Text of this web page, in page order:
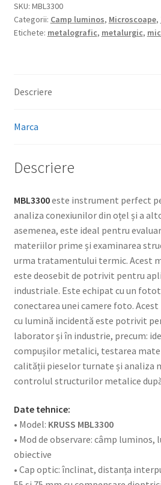
SKU: MBL3300
Categorii: Camp luminos, Microscoape,
Etichete: metalografic, metalurgic,
Descriere
Marca
Descriere
MBL3300este instrument perfect
analiza conexiunilor din oțel și a
asemenea, este ideal pentru
materiilor prime și examinarea
urma tratamentului termic. Acest
este deosebit de potrivit pentru
industriale. Este echipat cu un
conectarea unei camere foto.
cu lumină incidentă este potrivit
laborator și în industrie, precum:
compușilor metalici, testarea
calității pieselor turnate și analiza
controlul structurilor metalice
Date tehnice:
• Model: KRUSS MBL3300
• Mod de observare: câmp
obiective
• Cap optic: înclinat, distanța